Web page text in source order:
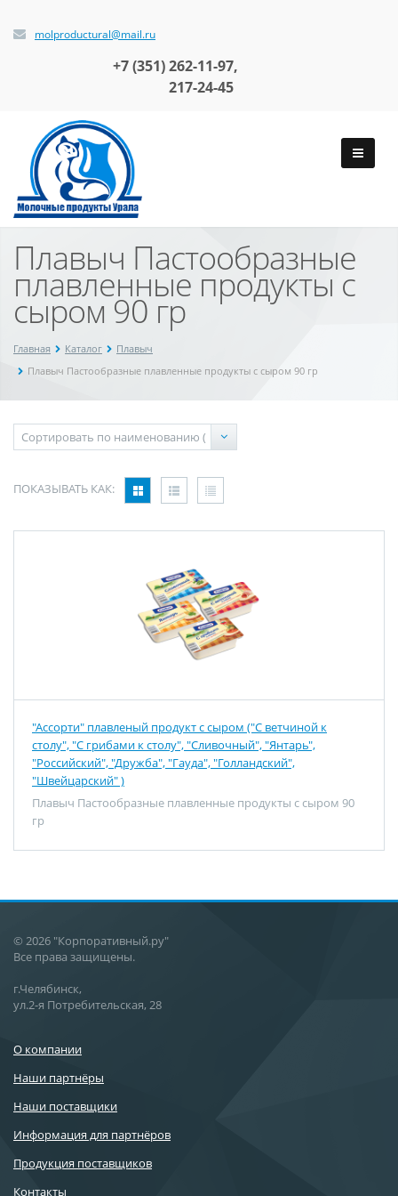
molproductural@mail.ru
+7 (351)262-11-97,
217-24-45
Плавыч Пастообразные
плавленные продукты с
сыром 90 гр
Главная Каталог
Плавыч
Плавыч Пастообразные плавленные продукты с сыром 90 гр
ПОКАЗЫВАТЬ КАК:
"Ассорти" плавленый продукт с сыром ("С ветчиной к
столу", "С грибами к столу", "Сливочный", "Янтарь",
"Российский", "Дружба", "Гауда", "Голландский",
"Швейцарский" )
Плавыч Пастообразные плавленные продукты с сыром 90
гр
© 2026 "Корпоративный.ру"
Все права защищены.
г.Челябинск,
ул.2-я Потребительская, 28
О компании
Наши партнёры
Наши поставщики
Информация для партнёров
Продукция поставщиков
Контакты